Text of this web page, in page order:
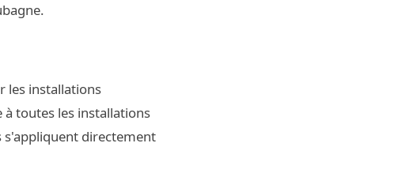
les installations
à toutes les installations
s'appliquent directement